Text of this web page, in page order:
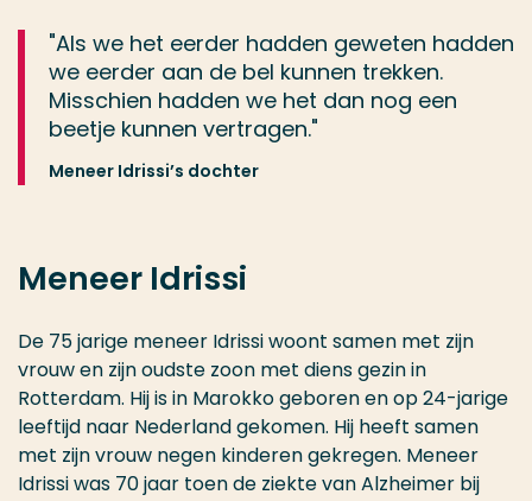
"Als we het eerder hadden geweten hadden
we eerder aan de bel kunnen trekken.
Misschien hadden we het dan nog een
beetje kunnen vertragen."
Meneer Idrissi’s dochter
Meneer Idrissi
De 75 jarige meneer Idrissi woont samen met zijn
vrouw en zijn oudste zoon met diens gezin in
Rotterdam. Hij is in Marokko geboren en op 24-jarige
leeftijd naar Nederland gekomen. Hij heeft samen
met zijn vrouw negen kinderen gekregen. Meneer
Idrissi was 70 jaar toen de ziekte van Alzheimer bij